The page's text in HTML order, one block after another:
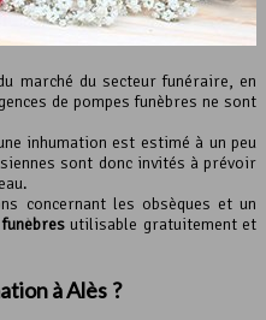
marché du secteur funéraire, en
de pompes funèbres ne sont
inhumation est estimé à un peu
sont donc invités à prévoir
concernant les obsèques et un
utilisable gratuitement et
à Alès ?